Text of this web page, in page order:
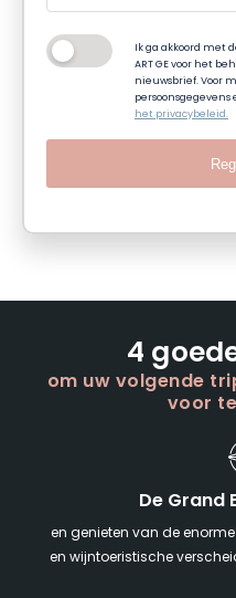
Ik ga akkoord met
ART GE voor het
nieuwsbrief. Voor
het privacybeleid.
4
om uw volgende
voor
De Grand
en genieten van de
en wijntoeristische